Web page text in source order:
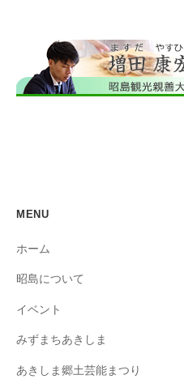
MENU
ホーム
昭島について
イベント
みずまちあきしま
あきしま郷土芸能まつり